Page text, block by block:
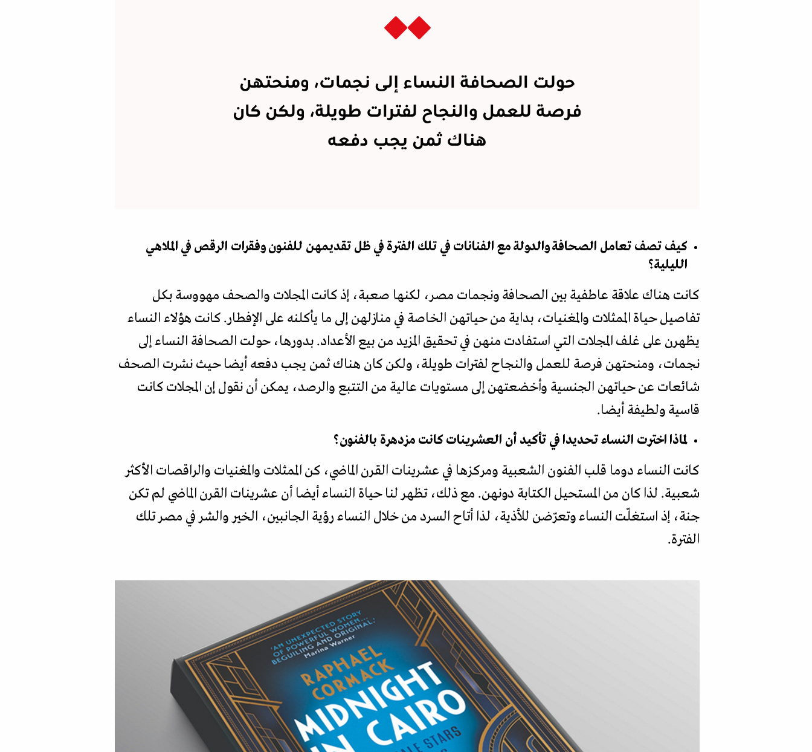
حولت الصحافة النساء إلى نجمات، ومنحتهن
فرصة للعمل والنجاح لفترات طويلة، ولكن كان
هناك ثمن يجب دفعه
كيف تصف تعامل الصحافة والدولة مع الفنانات في تلك الفترة في ظل تقديمهن للفنون وفقرات الرقص في الملاهي
الليلية؟
كانت هناك علاقة عاطفية بين الصحافة ونجمات مصر، لكنها صعبة، إذ كانت المجلات والصحف مهووسة بكل
تفاصيل حياة الممثلات والمغنيات، بداية من حياتهن الخاصة في منازلهن إلى ما يأكلنه على الإفطار. كانت هؤلاء النساء
يظهرن على غلف المجلات التي استفادت منهن في تحقيق المزيد من بيع الأعداد. بدورها، حولت الصحافة النساء إلى
نجمات، ومنحتهن فرصة للعمل والنجاح لفترات طويلة، ولكن كان هناك ثمن يجب دفعه أيضا حيث نشرت الصحف
شائعات عن حياتهن الجنسية وأخضعتهن إلى مستويات عالية من التتبع والرصد، يمكن أن نقول إن المجلات كانت
قاسية ولطيفة أيضا.
لماذا اخترت النساء تحديدا في تأكيد أن العشرينات كانت مزدهرة بالفنون؟
كانت النساء دوما قلب الفنون الشعبية ومركزها في عشرينات القرن الماضي، كن الممثلات والمغنيات والراقصات الأكثر
شعبية. لذا كان من المستحيل الكتابة دونهن. مع ذلك، تظهر لنا حياة النساء أيضا أن عشرينات القرن الماضي لم تكن
جنة، إذ استغلّت النساء وتعرّضن للأذية، لذا أتاح السرد من خلال النساء رؤية الجانبين، الخير والشر في مصر تلك
الفترة.